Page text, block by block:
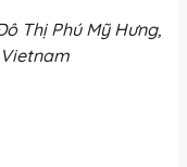
Thị Phú Mỹ Hưng,
Vietnam